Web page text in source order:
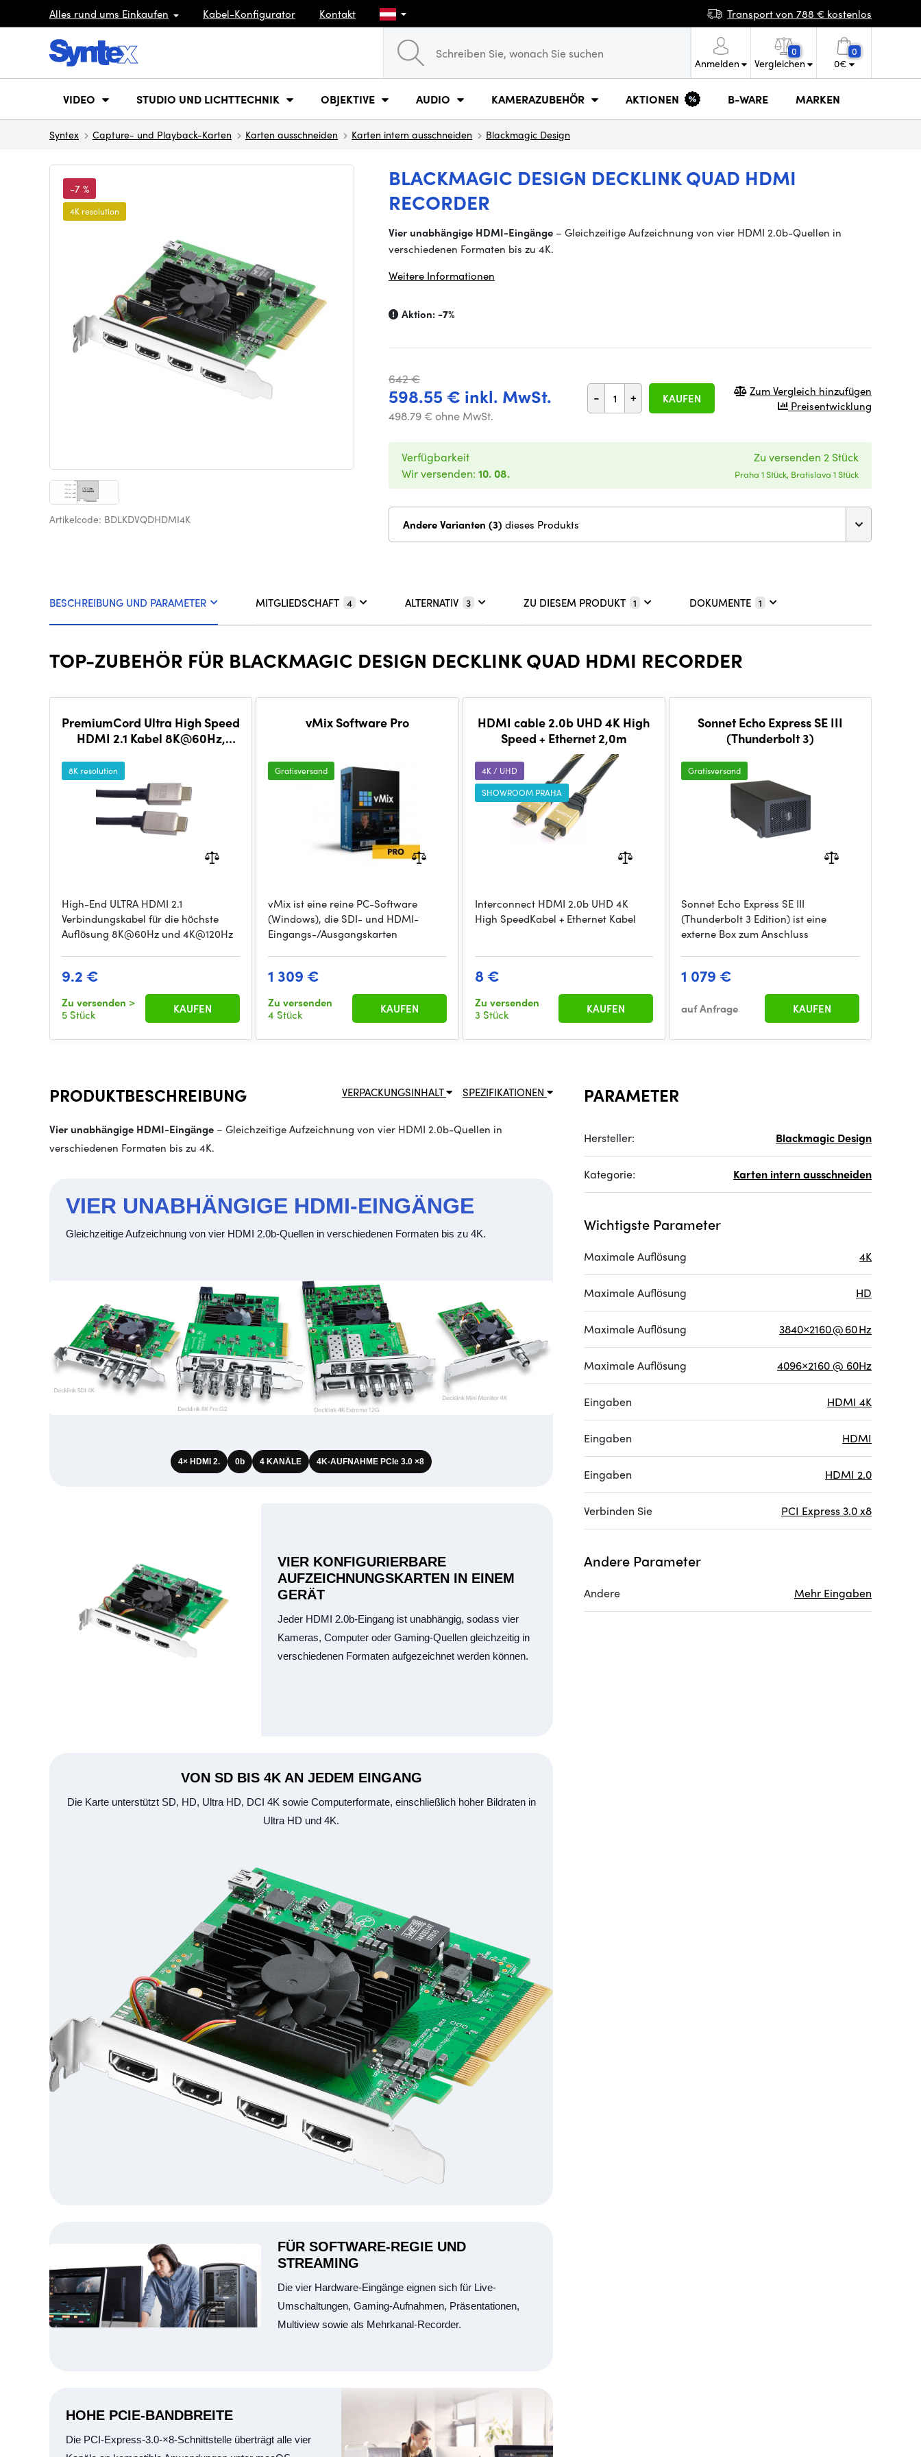
Alles rund ums Einkaufen Kabel-Konfigurator Kontakt Transport von 788 € kostenlos
Anmelden
0
Vergleichen
0
0€
VIDEO STUDIO UND LICHTTECHNIK OBJEKTIVE AUDIO KAMERAZUBEHÖR AKTIONEN B-WARE MARKEN
Syntex Capture- und Playback-Karten Karten ausschneiden Karten intern ausschneiden Blackmagic Design
BLACKMAGIC DESIGN DECKLINK QUAD HDMI
RECORDER
-7 %
4K resolution
Artikelcode: BDLKDVQDHDMI4K
Vier unabhängige HDMI-Eingänge – Gleichzeitige Aufzeichnung von vier HDMI 2.0b-Quellen in
verschiedenen Formaten bis zu 4K.
Weitere Informationen
Aktion:-7%
642 €
598.55 € inkl. MwSt.
498.79 € ohne MwSt.
- + KAUFEN
Zum Vergleich hinzufügen
Preisentwicklung
Verfügbarkeit
Wir versenden: 10. 08.
Zu versenden 2 Stück
Praha 1 Stück, Bratislava 1 Stück
Andere Varianten (3) dieses Produkts
BESCHREIBUNG UND PARAMETER MITGLIEDSCHAFT 4 ALTERNATIV 3 ZU DIESEM PRODUKT 1 DOKUMENTE 1
TOP-ZUBEHÖR FÜR BLACKMAGIC DESIGN DECKLINK QUAD HDMI RECORDER
PremiumCord Ultra High Speed
HDMI 2.1 Kabel 8K@60Hz,
metallische vergoldete Stecker
8K resolution
High-End ULTRA HDMI 2.1
Verbindungskabel für die höchste
Auflösung 8K@60Hz und 4K@120Hz
9.2 €
Zu versenden >
5 Stück
KAUFEN
vMix Software Pro
Gratisversand
vMix ist eine reine PC-Software
(Windows), die SDI- und HDMI-
Eingangs-/Ausgangskarten
1 309 €
Zu versenden
4 Stück
KAUFEN
HDMI cable 2.0b UHD 4K High
Speed + Ethernet 2,0m
4K / UHD
SHOWROOM PRAHA
Interconnect HDMI 2.0b UHD 4K
High SpeedKabel + Ethernet Kabel
8 €
Zu versenden
3 Stück
KAUFEN
Sonnet Echo Express SE III
(Thunderbolt 3)
Gratisversand
Sonnet Echo Express SE III
(Thunderbolt 3 Edition) ist eine
externe Box zum Anschluss
1 079 €
auf Anfrage KAUFEN
SPEZIFIKATIONEN
VERPACKUNGSINHALT
PRODUKTBESCHREIBUNG
Vier unabhängige HDMI-Eingänge – Gleichzeitige Aufzeichnung von vier HDMI 2.0b-Quellen in
verschiedenen Formaten bis zu 4K.
VIER UNABHÄNGIGE HDMI-EINGÄNGE
Gleichzeitige Aufzeichnung von vier HDMI 2.0b-Quellen in verschiedenen Formaten bis zu 4K.
4× HDMI 2. 0b 4 KANÄLE 4K-AUFNAHME PCIe 3.0 ×8
VIER KONFIGURIERBARE
AUFZEICHNUNGSKARTEN IN EINEM
GERÄT
Jeder HDMI 2.0b-Eingang ist unabhängig, sodass vier
Kameras, Computer oder Gaming-Quellen gleichzeitig in
verschiedenen Formaten aufgezeichnet werden können.
VON SD BIS 4K AN JEDEM EINGANG
Die Karte unterstützt SD, HD, Ultra HD, DCI 4K sowie Computerformate, einschließlich hoher Bildraten in
Ultra HD und 4K.
FÜR SOFTWARE-REGIE UND
STREAMING
Die vier Hardware-Eingänge eignen sich für Live-
Umschaltungen, Gaming-Aufnahmen, Präsentationen,
Multiview sowie als Mehrkanal-Recorder.
HOHE PCIE-BANDBREITE
Die PCI-Express-3.0-×8-Schnittstelle überträgt alle vier
PARAMETER
Hersteller: Blackmagic Design
Kategorie: Karten intern ausschneiden
Wichtigste Parameter
Maximale Auflösung 4K
Maximale Auflösung HD
Maximale Auflösung 3840×2160 @ 60 Hz
Maximale Auflösung 4096×2160 @ 60Hz
Eingaben HDMI 4K
Eingaben HDMI
Eingaben HDMI 2.0
Verbinden Sie PCI Express 3.0 x8
Andere Parameter
Andere Mehr Eingaben